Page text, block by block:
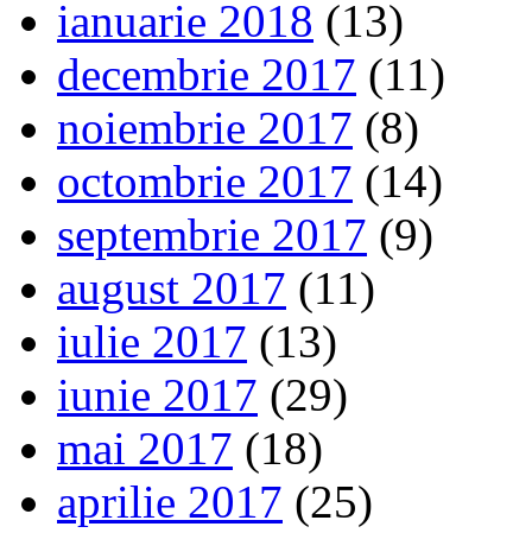
ianuarie 2018 (13)
decembrie 2017 (11)
noiembrie 2017 (8)
octombrie 2017 (14)
septembrie 2017 (9)
august 2017 (11)
iulie 2017 (13)
iunie 2017 (29)
mai 2017 (18)
aprilie 2017 (25)